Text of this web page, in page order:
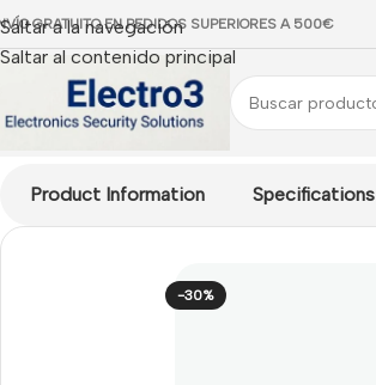
Saltar a la navegación
Saltar al contenido principal
GRATUITO EN PEDIDOS SUPERIORES A 500€
Product Information Specifications
-30%